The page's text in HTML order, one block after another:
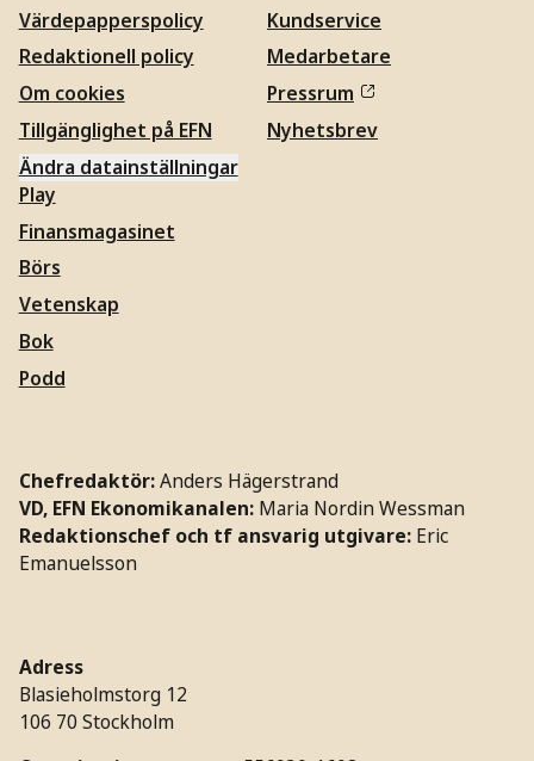
Värdepapperspolicy
Redaktionell policy
Om cookies
Tillgänglighet på EFN
Ändra datainställningar
Kundservice
Medarbetare
Pressrum
Nyhetsbrev
Play
Finansmagasinet
Börs
Vetenskap
Bok
Podd
Chefredaktör:Anders Hägerstrand
VD, EFN Ekonomikanalen: Maria Nordin Wessman
Redaktionschef och tf ansvarig utgivare: Eric
Emanuelsson
Adress
Blasieholmstorg 12
106 70 Stockholm